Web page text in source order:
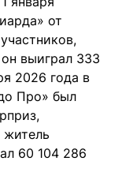
от
выиграл 333
2026 года в
Про» был
житель
60 104 286